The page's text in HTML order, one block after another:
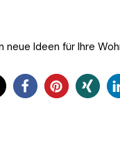
Ideen für Ihre